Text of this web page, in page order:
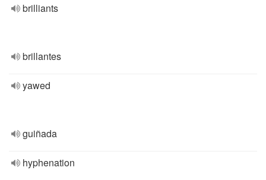
brilliants
brillantes
yawed
guiñada
hyphenation